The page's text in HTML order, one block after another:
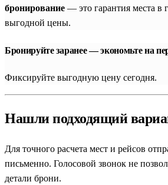
бронирование — это гарантия места в
выгодной цены.
Бронируйте заранее — экономьте на
Фиксируйте выгодную цену сегодня.
Нашли подходящий
Для точного расчета мест и рейсов
письменно. Голосовой звонок не
детали брони.